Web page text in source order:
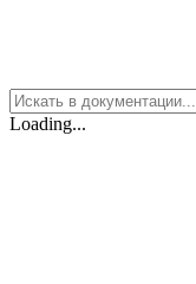
Loading...